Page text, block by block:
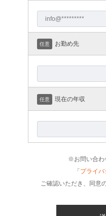
任意 お勤め先
任意 現在の年収
※お問い合わ
「 プライ
ご確認いただき、同意